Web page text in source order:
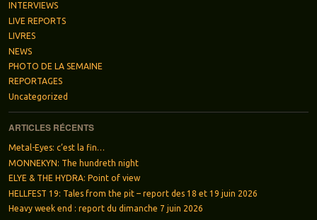
INTERVIEWS
LIVE REPORTS
LIVRES
NEWS
PHOTO DE LA SEMAINE
REPORTAGES
Uncategorized
ARTICLES RÉCENTS
Metal-Eyes: c’est la fin…
MONNEKYN: The hundreth night
ELYE & THE HYDRA: Point of view
HELLFEST 19: Tales from the pit – report des 18 et 19 juin 2026
Heavy week end : report du dimanche 7 juin 2026